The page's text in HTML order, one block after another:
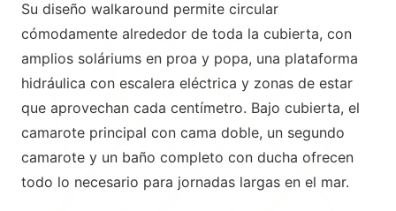
Su diseño walkaround permite circular
cómodamente alrededor de toda la cubierta, con
amplios soláriums en proa y popa, una plataforma
hidráulica con escalera eléctrica y zonas de estar
que aprovechan cada centímetro. Bajo cubierta, el
camarote principal con cama doble, un segundo
camarote y un baño completo con ducha ofrecen
todo lo necesario para jornadas largas en el mar.